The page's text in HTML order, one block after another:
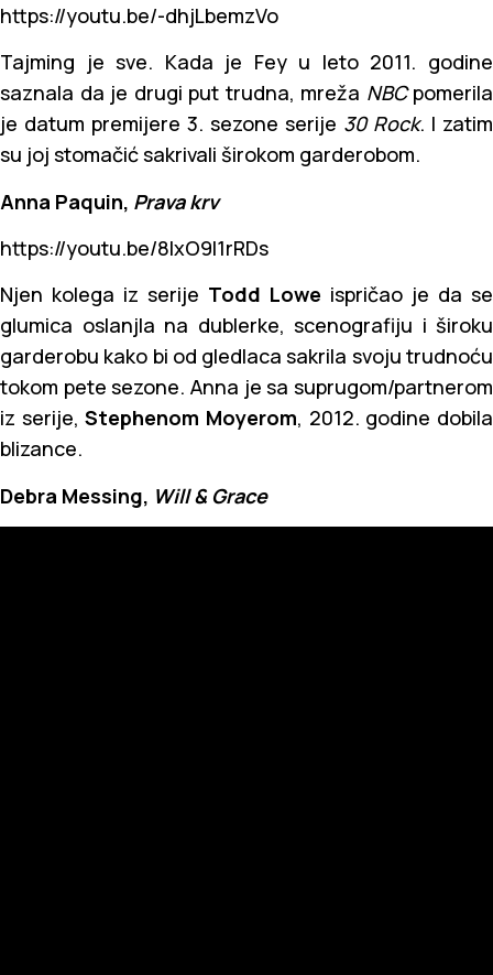
https://youtu.be/-dhjLbemzVo
Tajming je sve. Kada je Fey u leto 2011. godine
saznala da je drugi put trudna, mreža NBCpomerila
je datum premijere 3. sezone serije 30 Rock. I zatim
su joj stomačić sakrivali širokom garderobom.
Anna Paquin, Prava krv
https://youtu.be/8lxO9l1rRDs
Njen kolega iz serije Todd Lowe ispričao je da se
glumica oslanjla na dublerke, scenografiju i široku
garderobu kako bi od gledlaca sakrila svoju trudnoću
tokom pete sezone. Anna je sa suprugom/partnerom
iz serije,Stephenom Moyerom, 2012. godine dobila
blizance.
Debra Messing, Will & Grace